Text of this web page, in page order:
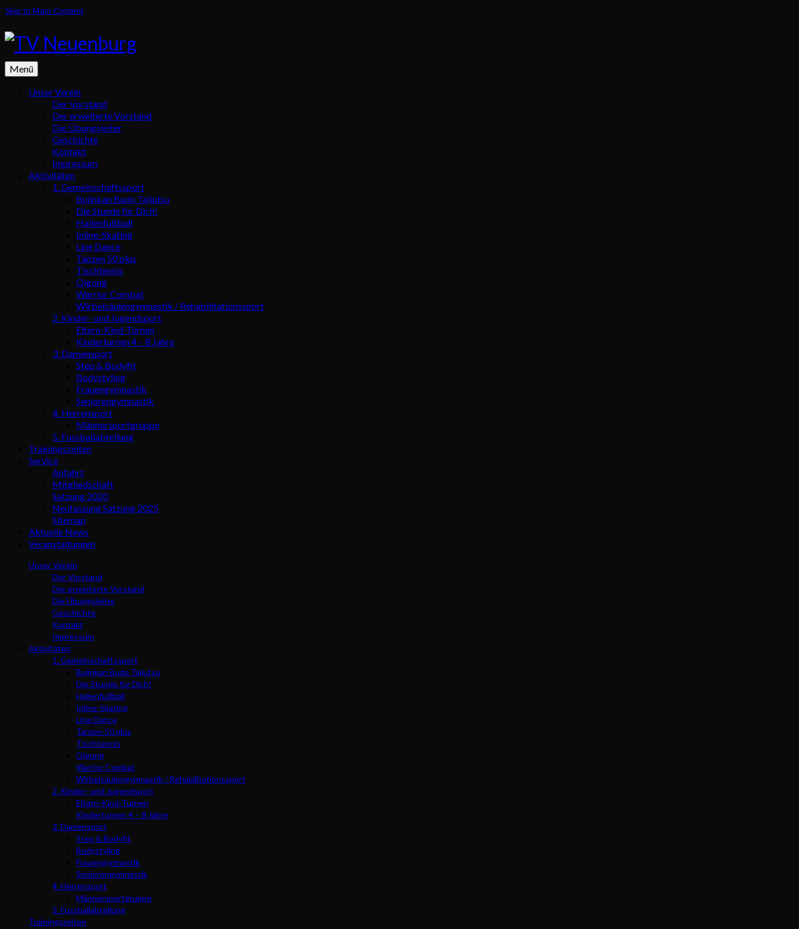
Skip to Main Content
Menü
Unser Verein
Der Vorstand
Der erweiterte Vorstand
Die Übungsleiter
Geschichte
Kontakt
Impressum
Aktivitäten
1. Gemeinschaftssport
Bujinkan Budo Taijutsu
Die Stunde für Dich!
Hallenfußball
Inline-Skating
Line Dance
Tanzen 50 plus
Tischtennis
Qigong
Warrior Combat
Wirbelsäulengymnastik / Rehabilitationssport
2. Kinder- und Jugendsport
Eltern-Kind-Turnen
Kinderturnen 4 – 8 Jahre
3. Damensport
Step & Bodyfit
Bodystyling
Frauengymnastik
Seniorengymnastik
4. Herrensport
Männersportgruppe
5. Fussballabteilung
Trainingszeiten
Service
Anfahrt
Mitgliedschaft
Satzung 2020
Neufassung Satzung 2025
Sitemap
Aktuelle News
Veranstaltungen
Unser Verein
Der Vorstand
Der erweiterte Vorstand
Die Übungsleiter
Geschichte
Kontakt
Impressum
Aktivitäten
1. Gemeinschaftssport
Bujinkan Budo Taijutsu
Die Stunde für Dich!
Hallenfußball
Inline-Skating
Line Dance
Tanzen 50 plus
Tischtennis
Qigong
Warrior Combat
Wirbelsäulengymnastik / Rehabilitationssport
2. Kinder- und Jugendsport
Eltern-Kind-Turnen
Kinderturnen 4 – 8 Jahre
3. Damensport
Step & Bodyfit
Bodystyling
Frauengymnastik
Seniorengymnastik
4. Herrensport
Männersportgruppe
5. Fussballabteilung
Trainingszeiten